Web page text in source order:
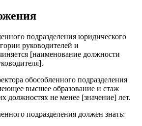
подразделения юридического
руководителей и
[наименование должности
обособленного подразделения
высшее образование и стаж
должностях не менее [значение] лет.
подразделения должен знать: